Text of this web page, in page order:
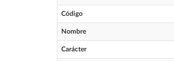
Código
Nombre
Carácter